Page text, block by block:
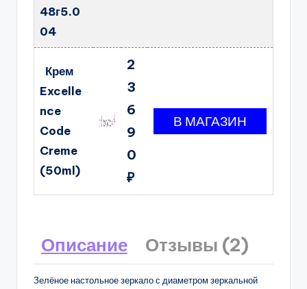
48г5.0
04
Крем
Excelle
nce
Code
Creme
(50ml)
2
3
6
9
0
₽
Описание Отзывы (2)
Зелёное настольное зеркало с диаметром зеркальной